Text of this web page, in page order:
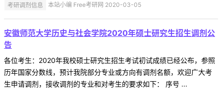
考研调剂信息 本站小编 Free考研网 2020-03-05
安徽师范大学历史与社会学院2020年硕士研究生招生调剂公
告
各位考生：2020年我校硕士研究生招生考试初试成绩已经公布，参照
历年国家分数线，预计我院部分专业或方向有调剂名额，欢迎广大考
生申请调剂，接收调剂的专业和对考生的要求如下： 序号 ...